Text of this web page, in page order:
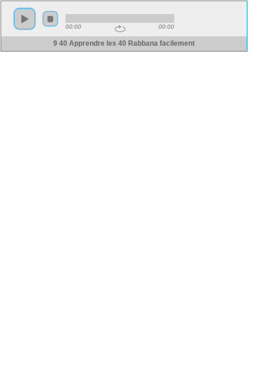
00:00 00:00
9 40 Apprendre les 40 Rabbana facilement